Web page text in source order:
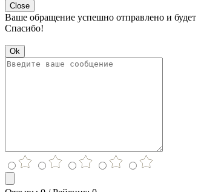
Close
Ваше обращение успешно отправлено и
Спасибо!
Ok